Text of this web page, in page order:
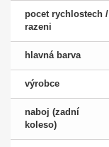
pocet rychlostech /
razeni
hlavná barva
výrobce
naboj (zadní
koleso)